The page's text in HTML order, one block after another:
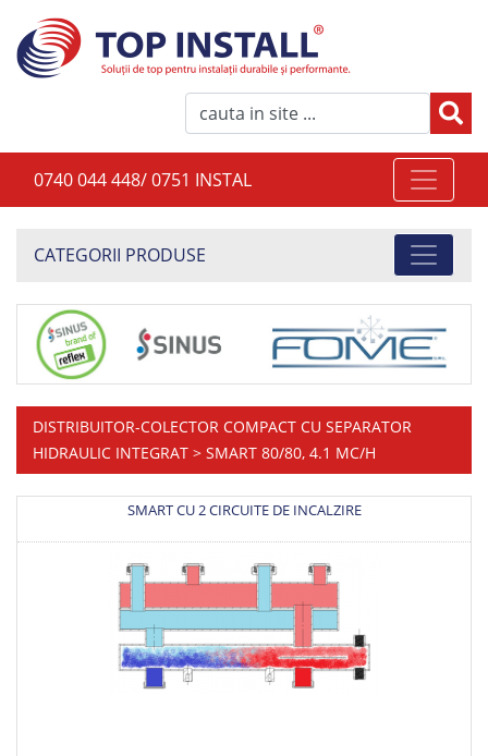
0740 044 448/ 0751 INSTAL
CATEGORII PRODUSE
DISTRIBUITOR-COLECTOR COMPACT CU SEPARATOR
HIDRAULIC INTEGRAT > SMART 80/80, 4.1 MC/H
SMART CU 2 CIRCUITE DE INCALZIRE